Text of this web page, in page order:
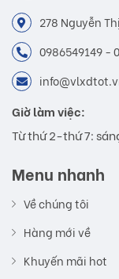
278 Nguyễn
0986549149 -
Giờ làm việc:
Từ thứ 2-thứ 7:
Menu nhanh
Về chúng tôi
Hàng mới về
Khuyến mãi hot